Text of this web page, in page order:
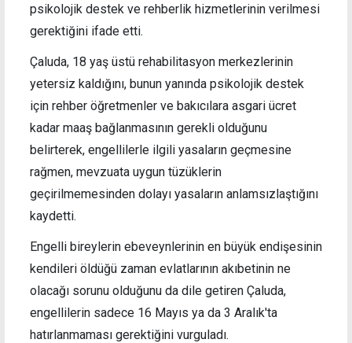
psikolojik destek ve rehberlik hizmetlerinin verilmesi
gerektiğini ifade etti.
Çaluda, 18 yaş üstü rehabilitasyon merkezlerinin
yetersiz kaldığını, bunun yanında psikolojik destek
için rehber öğretmenler ve bakıcılara asgari ücret
kadar maaş bağlanmasının gerekli olduğunu
belirterek, engellilerle ilgili yasaların geçmesine
rağmen, mevzuata uygun tüzüklerin
geçirilmemesinden dolayı yasaların anlamsızlaştığını
kaydetti.
Engelli bireylerin ebeveynlerinin en büyük endişesinin
kendileri öldüğü zaman evlatlarının akıbetinin ne
olacağı sorunu olduğunu da dile getiren Çaluda,
engellilerin sadece 16 Mayıs ya da 3 Aralık'ta
hatırlanmaması gerektiğini vurguladı.